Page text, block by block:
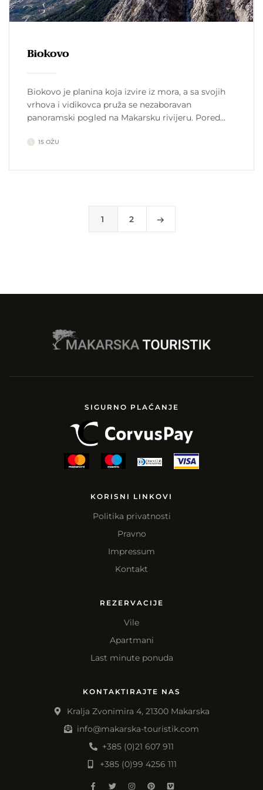
Biokovo
Biokovo je planina koja izvire iz mora, a sa svojih
vrhova i vidikovca pruža se nezaboravan
panoramski pogled na Makarsku rivijeru. Pored
geomorfologije i biološke raznolikosti, koji su bili
prirode. Makarska apartmani Neke osnovne i važne
15 OŽU
1 2
SIGURNO PLAĆANJE
KORISNI LINKOVI
Politika privatnosti
Pravno
Impressum
Kontakt
REZERVACIJE
Vile
Apartmani
Last minute ponuda
KONTAKTIRAJTE NAS
Kralja Zvonimira 4, 21300 Makarska
info@makarska-touristik.com
+385 (0)21 607 911
+385 (0)99 4256 111